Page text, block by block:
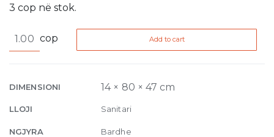
3 cop në stok.
Ceramic
basin
x
47
cop Add to cart
DIMENSIONI 14 × 80 × 47 cm
LLOJI Sanitari
NGJYRA Bardhe